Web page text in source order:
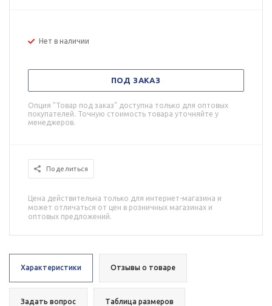
Нет в наличии
ПОД ЗАКАЗ
Опция "Товар под заказ" доступна только для оптовых
покупателей. Точную стоимость товара уточняйте у
менеджеров.
Поделиться
Цена действительна только для интернет-магазина и
может отличаться от цен в розничных магазинах и
оптовых предложений.
Характеристики Отзывы о товаре
Задать вопрос Таблица размеров